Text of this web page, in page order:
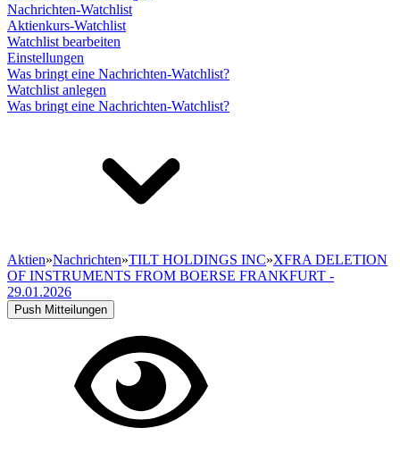
Nachrichten-Watchlist
Aktienkurs-Watchlist
Watchlist bearbeiten
Einstellungen
Was bringt eine Nachrichten-Watchlist?
Watchlist anlegen
Was bringt eine Nachrichten-Watchlist?
Aktien»Nachrichten»TILT HOLDINGS INC»XFRA DELETION
OF INSTRUMENTS FROM BOERSE FRANKFURT -
29.01.2026
Push Mitteilungen